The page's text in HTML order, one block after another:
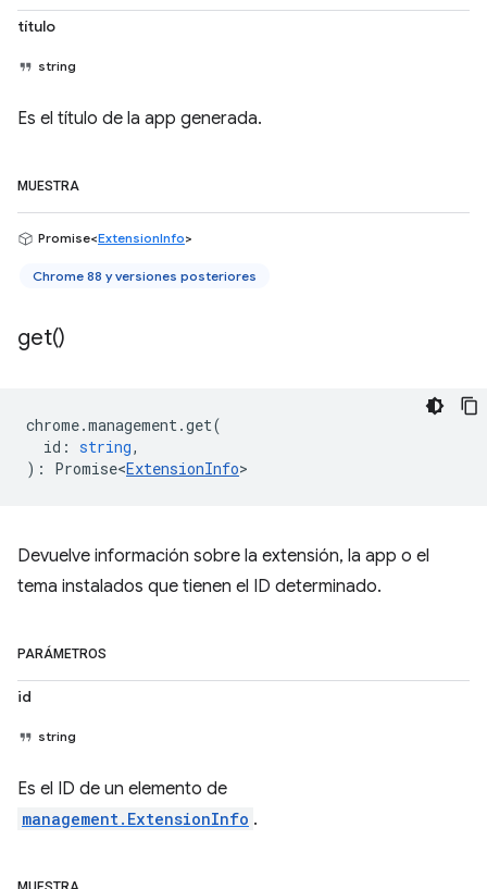
título
string
Es el título de la app generada.
MUESTRA
Promise<ExtensionInfo>
Chrome 88 y versiones posteriores
get()
chrome.management.get(
id : string,
) : Promise<ExtensionInfo>
Devuelve información sobre la extensión, la app o el
tema instalados que tienen el ID determinado.
PARÁMETROS
id
string
Es el ID de un elemento de
management.ExtensionInfo .